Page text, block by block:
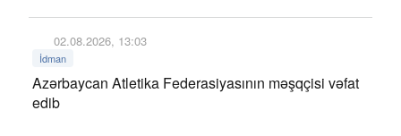
02.08.2026, 13:03
İdman
Azərbaycan Atletika Federasiyasının məşqçisi vəfat
edib